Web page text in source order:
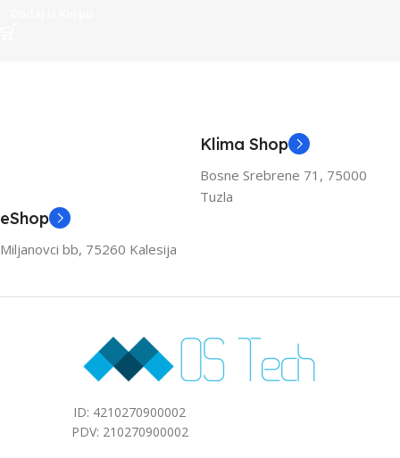
Klima Shop
Bosne Srebrene 71, 75000
Tuzla
eShop
Miljanovci bb, 75260 Kalesija
ID: 4210270900002
PDV: 210270900002